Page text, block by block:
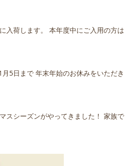
入荷します。 本年度中にご入用の方は
5日まで 年末年始のお休みをいただき
スシーズンがやってきました！ 家族で